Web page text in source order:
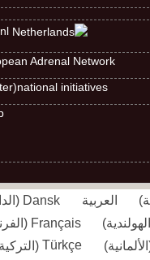
Adrenal Network »
initiatives »
) العربية Dansk
(
الهولندية)
Français
(
الألمانية)
Türkçe
(التركية